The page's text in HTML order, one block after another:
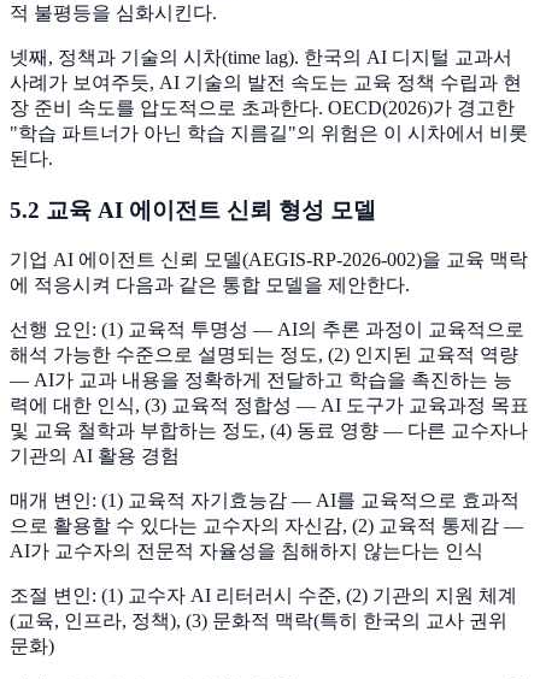
적 불평등을 심화시킨다.
넷째, 정책과 기술의 시차(time lag). 한국의 AI 디지털 교과서
사례가 보여주듯, AI 기술의 발전 속도는 교육 정책 수립과 현
장 준비 속도를 압도적으로 초과한다. OECD(2026)가 경고한
"학습 파트너가 아닌 학습 지름길"의 위험은 이 시차에서 비롯
된다.
5.2 교육 AI 에이전트 신뢰 형성 모델
기업 AI 에이전트 신뢰 모델(AEGIS-RP-2026-002)을 교육 맥락
에 적응시켜 다음과 같은 통합 모델을 제안한다.
선행 요인: (1) 교육적 투명성 — AI의 추론 과정이 교육적으로
해석 가능한 수준으로 설명되는 정도, (2) 인지된 교육적 역량
— AI가 교과 내용을 정확하게 전달하고 학습을 촉진하는 능
력에 대한 인식, (3) 교육적 정합성 — AI 도구가 교육과정 목표
및 교육 철학과 부합하는 정도, (4) 동료 영향 — 다른 교수자나
기관의 AI 활용 경험
매개 변인: (1) 교육적 자기효능감 — AI를 교육적으로 효과적
으로 활용할 수 있다는 교수자의 자신감, (2) 교육적 통제감 —
AI가 교수자의 전문적 자율성을 침해하지 않는다는 인식
조절 변인: (1) 교수자 AI 리터러시 수준, (2) 기관의 지원 체계
(교육, 인프라, 정책), (3) 문화적 맥락(특히 한국의 교사 권위
문화)